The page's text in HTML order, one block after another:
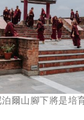
爾山腳下將是培